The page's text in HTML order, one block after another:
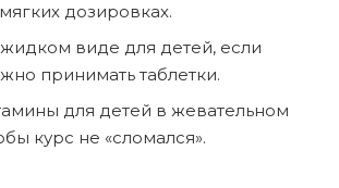
дозировках.
виде для детей, если
принимать таблетки.
для детей в жевательном
курс не «сломался».